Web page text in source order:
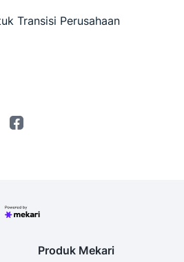
Transisi Perusahaan
Produk Mekari